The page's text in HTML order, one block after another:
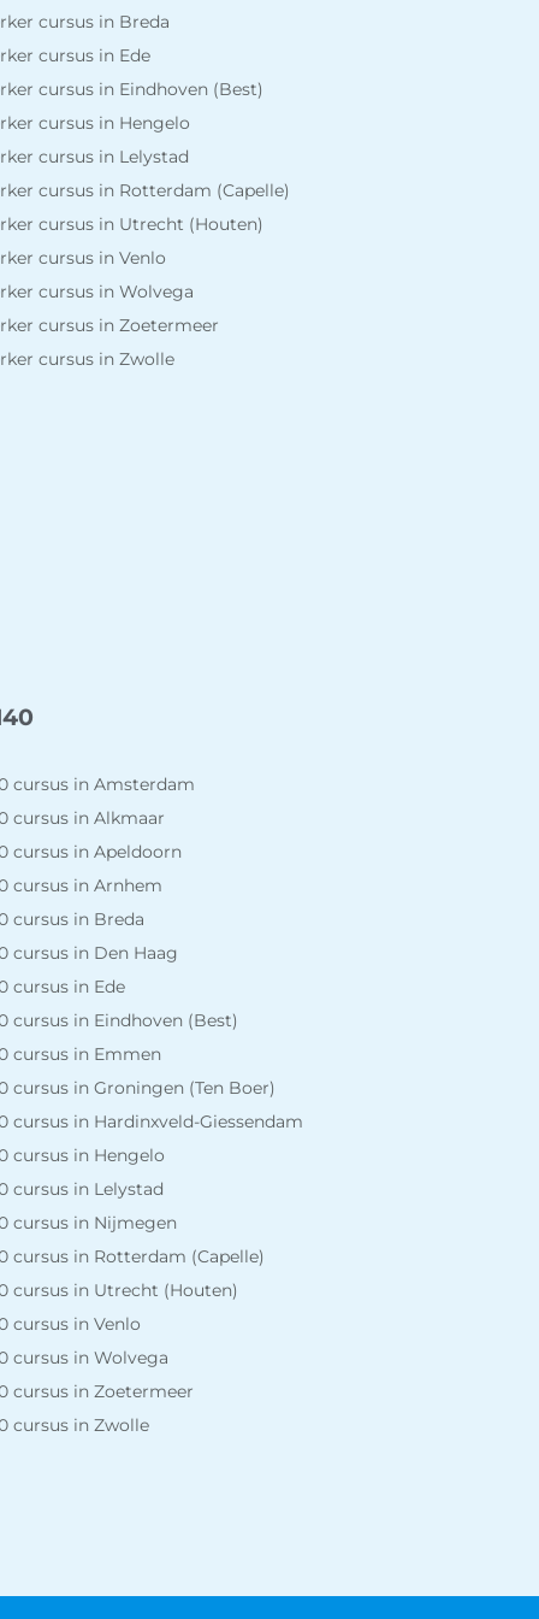
cursus in Breda
cursus in Ede
cursus in Eindhoven (Best)
cursus in Hengelo
cursus in Lelystad
cursus in Rotterdam (Capelle)
cursus in Utrecht (Houten)
cursus in Venlo
cursus in Wolvega
cursus in Zoetermeer
cursus in Zwolle
cursus in Amsterdam
cursus in Alkmaar
cursus in Apeldoorn
cursus in Arnhem
cursus in Breda
cursus in Den Haag
cursus in Ede
cursus in Eindhoven (Best)
cursus in Emmen
cursus in Groningen (Ten Boer)
cursus in Hardinxveld-Giessendam
cursus in Hengelo
cursus in Lelystad
cursus in Nijmegen
cursus in Rotterdam (Capelle)
cursus in Utrecht (Houten)
cursus in Venlo
cursus in Wolvega
cursus in Zoetermeer
cursus in Zwolle